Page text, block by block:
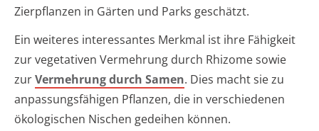
Zierpflanzen in Gärten und Parks geschätzt.
Ein weiteres interessantes Merkmal ist ihre Fähigkeit
zur vegetativen Vermehrung durch Rhizome sowie
zurVermehrung durch Samen. Dies macht sie zu
anpassungsfähigen Pflanzen, die in verschiedenen
ökologischen Nischen gedeihen können.